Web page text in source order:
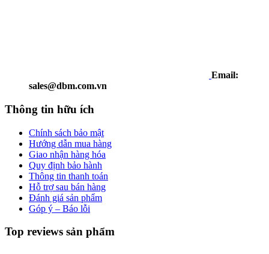
Email:
sales@dbm.com.vn
Thông tin hữu ích
Chính sách bảo mật
Hướng dẫn mua hàng
Giao nhận hàng hóa
Quy định bảo hành
Thông tin thanh toán
Hỗ trợ sau bán hàng
Đánh giá sản phẩm
Góp ý – Báo lỗi
Top reviews sản phẩm